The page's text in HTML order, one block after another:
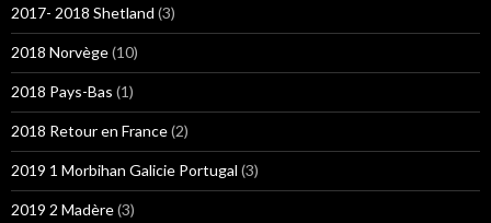
2017- 2018 Shetland (3)
2018 Norvège(10)
2018 Pays-Bas (1)
2018 Retour en France(2)
2019 1 Morbihan Galicie Portugal (3)
2019 2 Madère(3)